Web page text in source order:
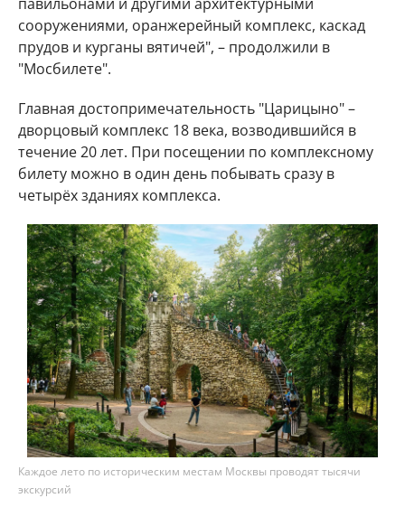
сооружениями, оранжерейный комплекс, каскад
прудов и курганы вятичей", – продолжили в
"Мосбилете".
Главная достопримечательность "Царицыно" –
дворцовый комплекс 18 века, возводившийся в
течение 20 лет. При посещении по комплексному
билету можно в один день побывать сразу в
четырёх зданиях комплекса.
Каждое лето по историческим местам Москвы проводят тысячи
экскурсий